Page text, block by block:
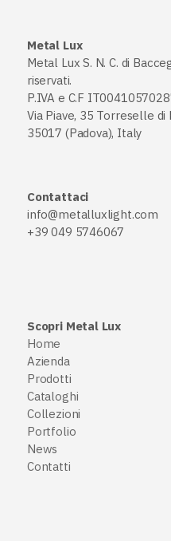
Metal Lux
Metal Lux S. N. C. di
riservati.
P.IVA e C.F
Via Piave, 35 Torreselle di
35017 (Padova), Italy
Contattaci
info@metalluxlight.com
+39 049 5746067
Scopri Metal Lux
Home
Azienda
Prodotti
Cataloghi
Collezioni
Portfolio
News
Contatti